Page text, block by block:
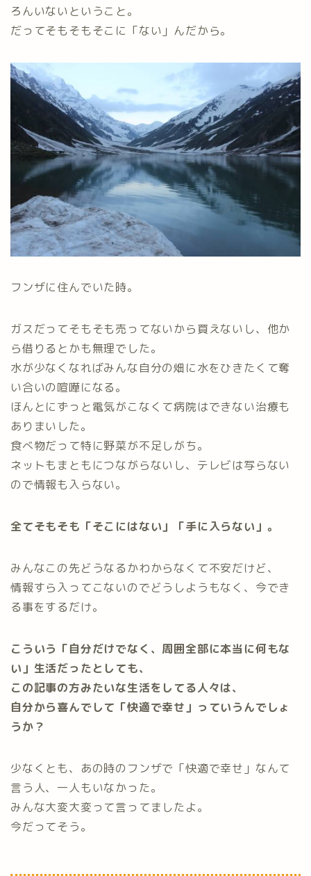
ろんいないということ。
だってそもそもそこに「ない」んだから。
フンザに住んでいた時。
ガスだってそもそも売ってないから買えないし、他か
ら借りるとかも無理でした。
水が少なくなればみんな自分の畑に水をひきたくて奪
い合いの喧嘩になる。
ほんとにずっと電気がこなくて病院はできない治療も
ありまいした。
食べ物だって特に野菜が不足しがち。
ネットもまともにつながらないし、テレビは写らない
ので情報も入らない。
全てそもそも「そこにはない」「手に入らない」。
みんなこの先どうなるかわからなくて不安だけど、
情報すら入ってこないのでどうしようもなく、今でき
る事をするだけ。
こういう「自分だけでなく、周囲全部に本当に何もな
い」生活だったとしても、
この記事の方みたいな生活をしてる人々は、
自分から喜んでして「快適で幸せ」っていうんでしょ
うか？
少なくとも、あの時のフンザで「快適で幸せ」なんて
言う人、一人もいなかった。
みんな大変大変って言ってましたよ。
今だってそう。